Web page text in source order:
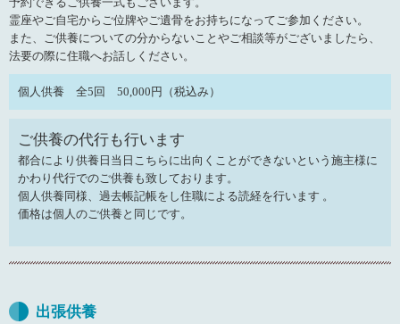
霊座やご自宅からご位牌やご遺骨をお持ちになってご参加ください。
また、ご供養についての分からないことやご相談等がございましたら、
法要の際に住職へお話しください。
個人供養 全5回 50,000円（税込み）
ご供養の代行も行います
都合により供養日当日こちらに出向くことができないという施主様に
かわり代行でのご供養も致しております。
個人供養同様、過去帳記帳をし住職による読経を行います 。
価格は個人のご供養と同じです。
出張供養